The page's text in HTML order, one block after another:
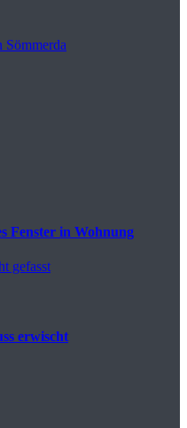
Fenster in Wohnung
gefasst
erwischt